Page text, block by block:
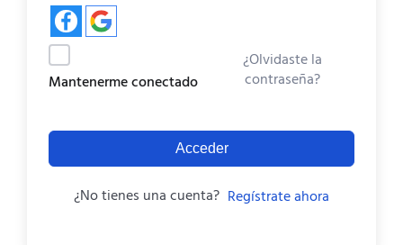
Mantenerme conectado
¿Olvidaste la
contraseña?
Acceder
¿No tienes una cuenta? Regístrate ahora